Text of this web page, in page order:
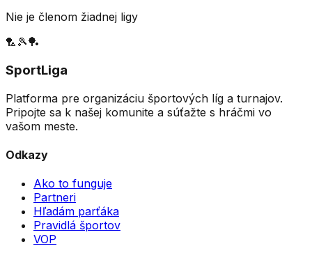
Nie je členom žiadnej ligy
🏸 🎾🏓
SportLiga
Platforma pre organizáciu športových líg a turnajov.
Pripojte sa k našej komunite a súťažte s hráčmi vo
vašom meste.
Odkazy
Ako to funguje
Partneri
Hľadám parťáka
Pravidlá športov
VOP